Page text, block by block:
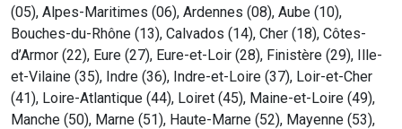
(05), Alpes-Maritimes (06), Ardennes (08), Aube (10),
Bouches-du-Rhône (13), Calvados (14), Cher (18), Côtes-
d’Armor (22), Eure (27), Eure-et-Loir (28), Finistère (29), Ille-
et-Vilaine (35), Indre (36), Indre-et-Loire (37), Loir-et-Cher
(41), Loire-Atlantique (44), Loiret (45), Maine-et-Loire (49),
Manche (50), Marne (51), Haute-Marne (52), Mayenne (53),